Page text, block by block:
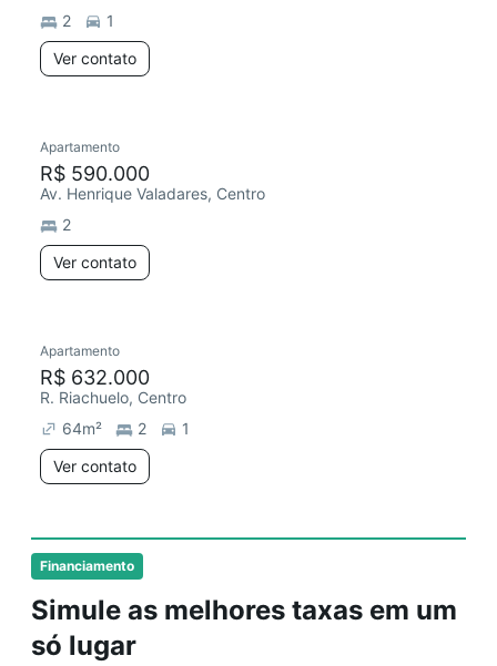
Financiamento
Simule as melhores taxas em um
só lugar
2
1
Ver contato
Apartamento
R$ 590.000
Av. Henrique Valadares, Centro
2
Ver contato
Apartamento
R$ 632.000
R. Riachuelo, Centro
64m² 2
1
Ver contato